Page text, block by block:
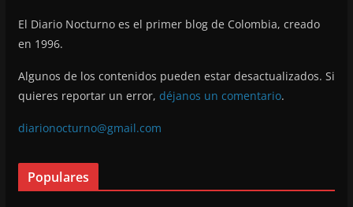
El Diario Nocturno es el primer blog de Colombia, creado
en 1996.
Algunos de los contenidos pueden estar desactualizados. Si
quieres reportar un error, déjanos un comentario.
diarionocturno@gmail.com
Populares